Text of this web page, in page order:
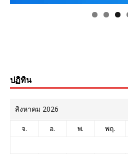
ปฏิทิน
สิงหาคม 2026
จ. อ. พ. พฤ.